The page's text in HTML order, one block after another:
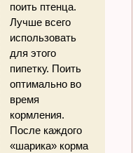
поить птенца.
Лучше всего
использовать
для этого
пипетку. Поить
оптимально во
время
кормления.
После каждого
«шарика» корма